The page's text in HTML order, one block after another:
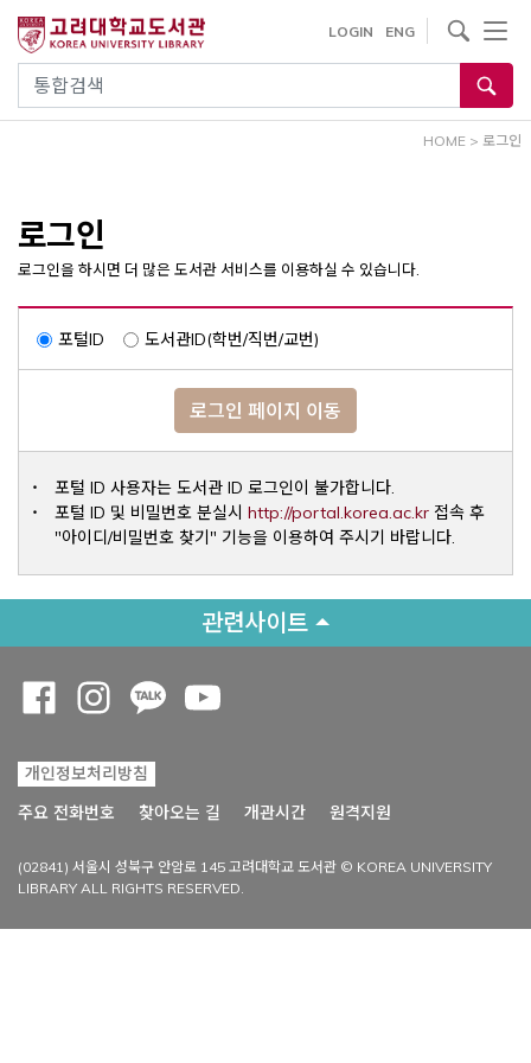
건
통합검색
LOGIN ENG
사이트내 검색
HOME > 로그인
로그인
로그인을 하시면 더 많은 도서관 서비스를 이용하실 수 있습니다.
포털ID 도서관ID(학번/직번/교번)
로그인 페이지 이동
포털 ID 사용자는 도서관 ID 로그인이 불가합니다.
포털 ID 및 비밀번호 분실시 http://portal.korea.ac.krOpens a
접속 후
"아이디/비밀번호 찾기" 기능을 이용하여 주시기 바랍니다.
관련사이트
개인정보처리방침
주요 전화번호
찾아오는 길 개관시간 원격지원
(02841) 서울시 성북구 안암로 145 고려대학교 도서관 © KOREA UNIVERSITY
LIBRARY ALL RIGHTS RESERVED.
Opens a new window
Opens a new window
Opens a new window